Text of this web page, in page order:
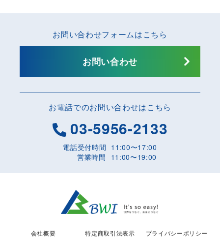
お電話でのお問い合わせはこちら
03-5956-2133
電話受付時間 11:00〜17:00
営業時間
11:00〜19:00
お問い合わせフォームはこちら
お問い合わせ
会社概要 特定商取引法表示 プライバシーポリシー